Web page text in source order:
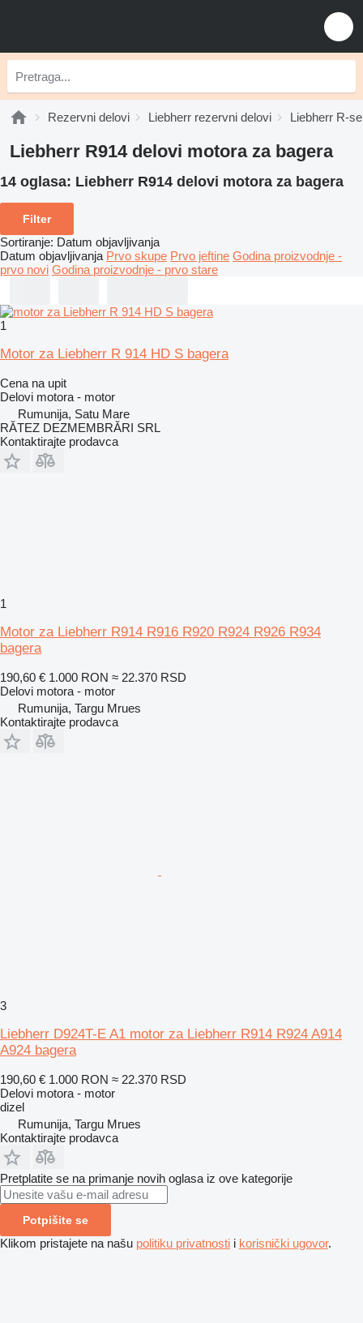
Rezervni delovi Liebherr rezervni delovi Liebherr R-
Liebherr R914 delovi motora za bagerа
14 oglasa: Liebherr R914 delovi motora za bagerа
Filter
Sortiranje: Datum objavljivanja
Datum objavljivanja Prvo skupe Prvo jeftine Godina proizvodnje -
prvo novi Godina proizvodnje - prvo stare
1
Motor za Liebherr R 914 HD S bagera
Cena na upit
Delovi motora - motor
Rumunija, Satu Mare
RĂTEZ DEZMEMBRĂRI SRL
Kontaktirajte prodavca
1
Motor za Liebherr R914 R916 R920 R924 R926 R934
bagera
190,60 € 1.000 RON ≈ 22.370 RSD
Delovi motora - motor
Rumunija, Targu Mrues
Kontaktirajte prodavca
3
Liebherr D924T-E A1 motor za Liebherr R914 R924 A914
A924 bagera
190,60 € 1.000 RON ≈ 22.370 RSD
Delovi motora - motor
dizel
Rumunija, Targu Mrues
Kontaktirajte prodavca
Pretplatite se na primanje novih oglasa iz ove kategorije
Potpišite se
Klikom pristajete na našu politiku privatnosti i korisnički ugovor.